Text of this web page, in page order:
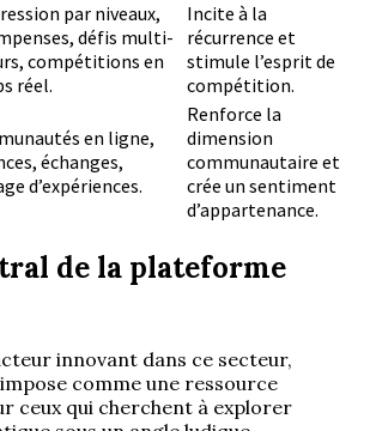
par niveaux,
défis multi-
compétitions en
réel.
Incite à la
récurrence et
stimule l’esprit de
compétition.
en ligne,
échanges,
d’expériences.
Renforce la
dimension
communautaire et
crée un sentiment
d’appartenance.
de la plateforme
innovant dans ce secteur,
comme une ressource
ceux qui cherchent à explorer